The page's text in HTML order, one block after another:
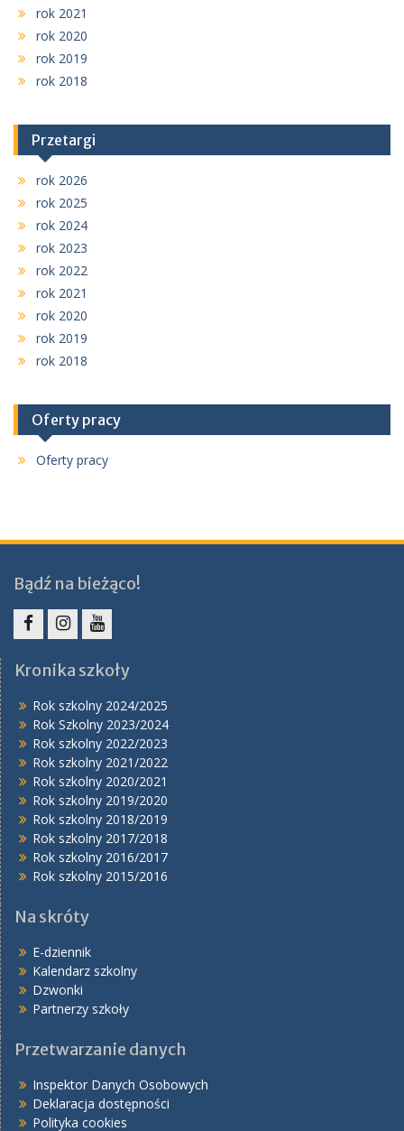
rok 2021
rok 2020
rok 2019
rok 2018
Przetargi
rok 2026
rok 2025
rok 2024
rok 2023
rok 2022
rok 2021
rok 2020
rok 2019
rok 2018
Oferty pracy
Oferty pracy
Bądź na bieżąco!
Kronika szkoły
Rok szkolny 2024/2025
Rok Szkolny 2023/2024
Rok szkolny 2022/2023
Rok szkolny 2021/2022
Rok szkolny 2020/2021
Rok szkolny 2019/2020
Rok szkolny 2018/2019
Rok szkolny 2017/2018
Rok szkolny 2016/2017
Rok szkolny 2015/2016
Na skróty
E-dziennik
Kalendarz szkolny
Dzwonki
Partnerzy szkoły
Przetwarzanie danych
Inspektor Danych Osobowych
Deklaracja dostępności
Polityka cookies